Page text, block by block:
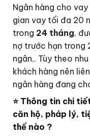
Ngân hàng cho
gian vay tối đa 20
trong 24 tháng,
nợ trước hạn trong
ngân,. Tùy theo
khách hàng nên
ngân hàng đang
⭐ Thông tin chi
căn hộ, pháp lý,
thế nào ?